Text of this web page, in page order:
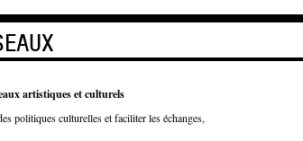
artistiques et culturels
politiques culturelles et faciliter les échanges,